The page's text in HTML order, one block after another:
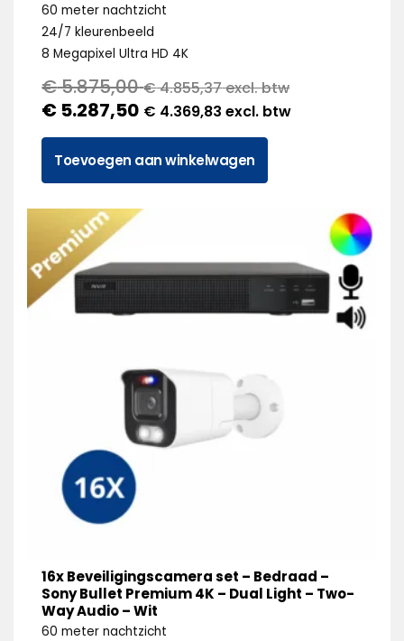
60 meter nachtzicht
24/7 kleurenbeeld
8 Megapixel Ultra HD 4K
€5.875,00 €4.855,37excl. btw
€ 5.287,50 € 4.369,83 excl. btw
Toevoegen aan winkelwagen
16x Beveiligingscamera set – Bedraad –
Sony Bullet Premium 4K – Dual Light – Two-
Way Audio – Wit
60 meter nachtzicht